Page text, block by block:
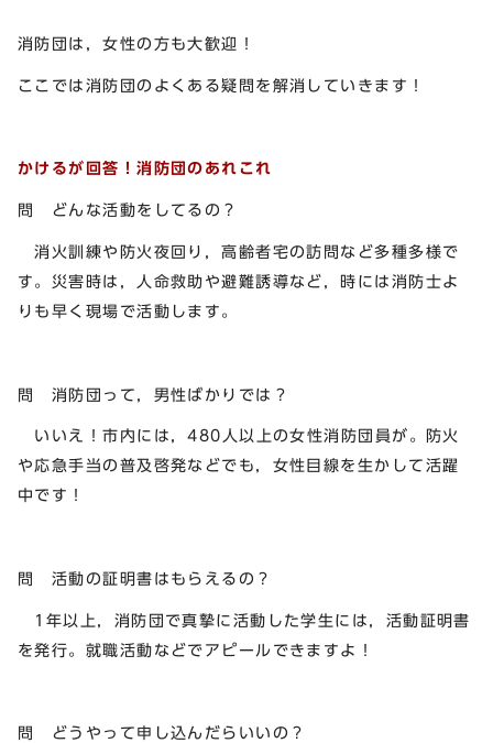
消防団は，女性の方も大歓迎！
ここでは消防団のよくある疑問を解消していきます！
かけるが回答！消防団のあれこれ
問 どんな活動をしてるの？
消火訓練や防火夜回り，高齢者宅の訪問など多種多様で
す。災害時は，人命救助や避難誘導など，時には消防士よ
りも早く現場で活動します。
問 消防団って，男性ばかりでは？
いいえ！市内には，480人以上の女性消防団員が。防火
や応急手当の普及啓発などでも，女性目線を生かして活躍
中です！
問 活動の証明書はもらえるの？
1年以上，消防団で真摯に活動した学生には，活動証明書
を発行。就職活動などでアピールできますよ！
問 どうやって申し込んだらいいの？